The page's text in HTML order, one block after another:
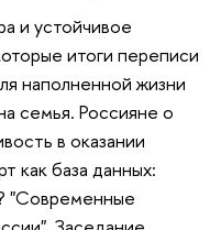
и устойчивое
итоги переписи
наполненной жизни
семья. Россияне о
в оказании
как база данных:
"Современные